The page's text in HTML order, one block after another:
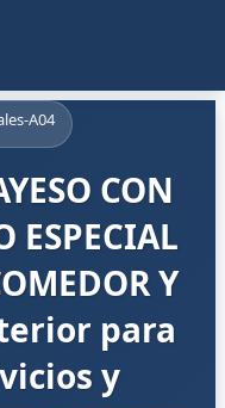
A04
CON
ESPECIAL
Y
para
y